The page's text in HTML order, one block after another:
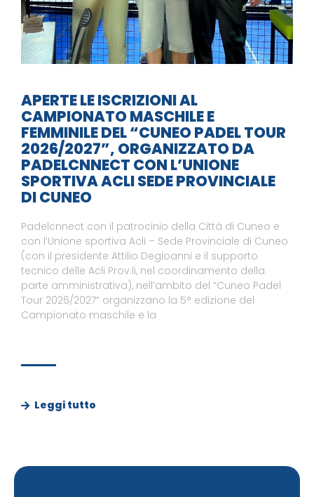
APERTE LE ISCRIZIONI AL
CAMPIONATO MASCHILE E
FEMMINILE DEL “CUNEO PADEL TOUR
2026/2027”, ORGANIZZATO DA
PADELCNNECT CON L’UNIONE
SPORTIVA ACLI SEDE PROVINCIALE
DI CUNEO
Padelcnnect con il patrocinio della Città di Cuneo e
con l’Unione sportiva Acli – Sede Provinciale di Cuneo
(con il presidente Attilio Degioanni e il supporto
tecnico delle Acli Prov.li, nel coordinamento della
parte amministrativa), nell’ambito del “Cuneo Padel
Tour 2026/2027” organizzano la 5° edizione del
Campionato maschile e la
Leggi tutto